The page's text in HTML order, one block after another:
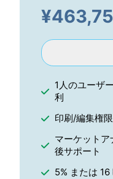
¥
1人のユーザ
利
印刷/編集権
マーケット
後サポート
5% または